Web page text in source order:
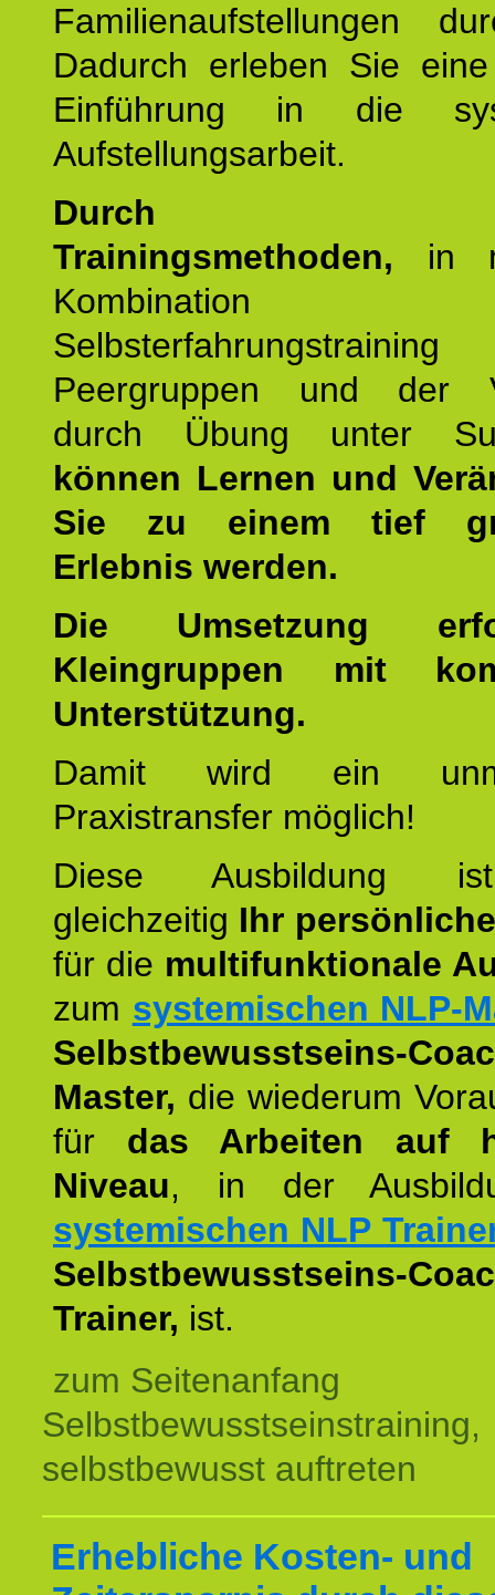
Familienaufstellungen
Dadurch erleben Sie
Einführung in die
Aufstellungsarbeit.
Durch
Trainingsmethoden, in
Peergruppen und der
durch Übung unter
können Lernen und
Sie zu einem tief
Erlebnis werden.
Die Umsetzung
Kleingruppen mit
Unterstützung.
Damit wird ein
Praxistransfer möglich!
Diese Ausbildung
gleichzeitig Ihr
für die multifunktionale
zum systemischen NLP-
Selbstbewusstseins-
Master, die wiederum
für das Arbeiten auf
Niveau, in der
systemischen NLP
Selbstbewusstseins-
Trainer, ist.
zum Seitenanfang
Selbstbewusstseinstraining,
selbstbewusst auftreten
Erhebliche Kosten- und